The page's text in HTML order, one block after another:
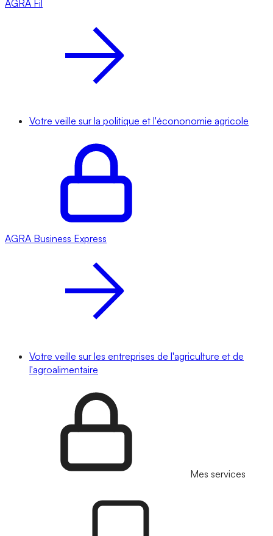
AGRA Fil
Votre veille sur la politique et l'écononomie agricole
AGRA Business Express
Votre veille sur les entreprises de l'agriculture et de
l'agroalimentaire
Mes services